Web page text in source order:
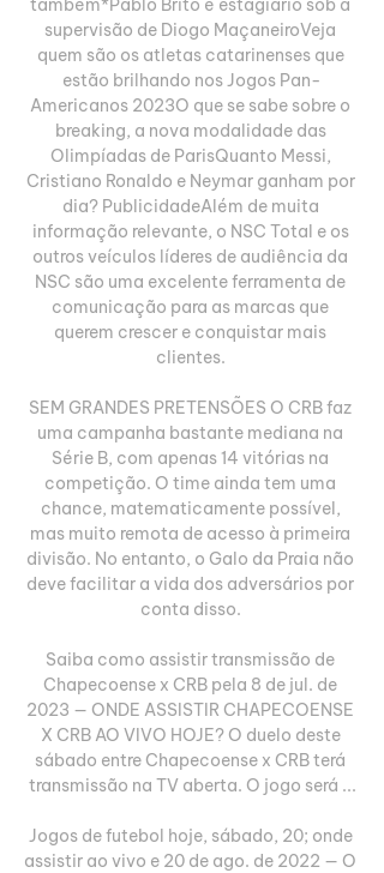
também*Pablo Brito é estagiário sob a
supervisão de Diogo MaçaneiroVeja
quem são os atletas catarinenses que
estão brilhando nos Jogos Pan-
Americanos 2023O que se sabe sobre o
breaking, a nova modalidade das
Olimpíadas de ParisQuanto Messi,
Cristiano Ronaldo e Neymar ganham por
dia? PublicidadeAlém de muita
informação relevante, o NSC Total e os
outros veículos líderes de audiência da
NSC são uma excelente ferramenta de
comunicação para as marcas que
querem crescer e conquistar mais
clientes.
SEM GRANDES PRETENSÕES O CRB faz
uma campanha bastante mediana na
Série B, com apenas 14 vitórias na
competição. O time ainda tem uma
chance, matematicamente possível,
mas muito remota de acesso à primeira
divisão. No entanto, o Galo da Praia não
deve facilitar a vida dos adversários por
conta disso.
Saiba como assistir transmissão de
Chapecoense x CRB pela 8 de jul. de
2023 — ONDE ASSISTIR CHAPECOENSE
X CRB AO VIVO HOJE? O duelo deste
sábado entre Chapecoense x CRB terá
transmissão na TV aberta. O jogo será ...
Jogos de futebol hoje, sábado, 20; onde
assistir ao vivo e 20 de ago. de 2022 — O